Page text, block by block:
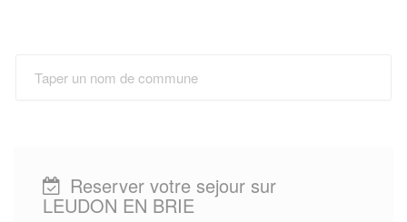
Reserver votre sejour sur
LEUDON EN BRIE